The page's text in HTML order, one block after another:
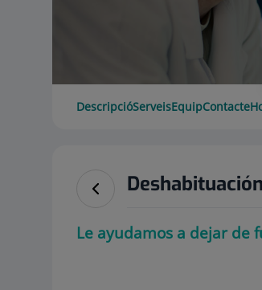
DescripcióServeisEquipContacte
Le ayudamos a dejar de